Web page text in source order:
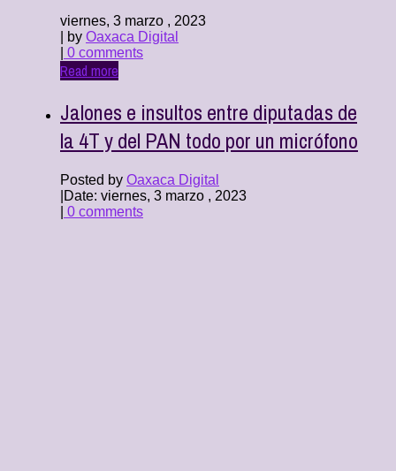
viernes, 3 marzo , 2023
| by Oaxaca Digital
0 comments
Read more
Jalones e insultos entre diputadas de
la 4T y del PAN todo por un micrófono
Posted by Oaxaca Digital
Date: viernes, 3 marzo , 2023
0 comments